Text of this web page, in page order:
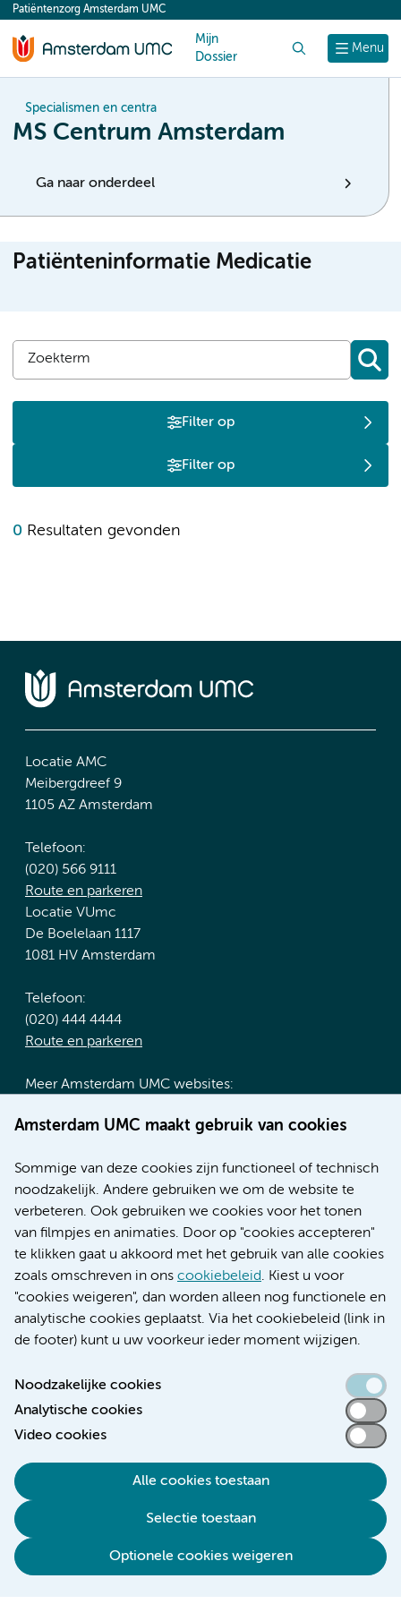
content
Amsterdam UMC maakt gebruik van cookies
Sommige van deze cookies zijn functioneel of technisch
noodzakelijk. Andere gebruiken we om de website te
verbeteren. Ook gebruiken we cookies voor het tonen
van filmpjes en animaties. Door op "cookies accepteren"
te klikken gaat u akkoord met het gebruik van alle cookies
zoals omschreven in ons cookiebeleid. Kiest u voor
"cookies weigeren", dan worden alleen nog functionele en
analytische cookies geplaatst. Via het cookiebeleid (link in
de footer) kunt u uw voorkeur ieder moment wijzigen.
Noodzakelijke cookies
Analytische cookies
Video cookies
Alle cookies toestaan
Selectie toestaan
Optionele cookies weigeren
Menu
Patiëntenzorg Amsterdam UMC
Mijn
Dossier
Specialismen en centra
MS Centrum Amsterdam
Ga naar onderdeel
Patiënteninformatie Medicatie
Filter op
Filter op
0 Resultaten gevonden
Locatie AMC
Meibergdreef 9
1105 AZ Amsterdam
Telefoon:
(020) 566 9111
Route en parkeren
Locatie VUmc
De Boelelaan 1117
1081 HV Amsterdam
Telefoon:
(020) 444 4444
Route en parkeren
Meer Amsterdam UMC websites:
Werken bij Amsterdam UMC
Nieuws
Research
Educatie locatie AMC
Educatie locatie VUmc
Verwijzen & diagnostiek
Toegankelijkheidsverklaring
Responsible disclosure